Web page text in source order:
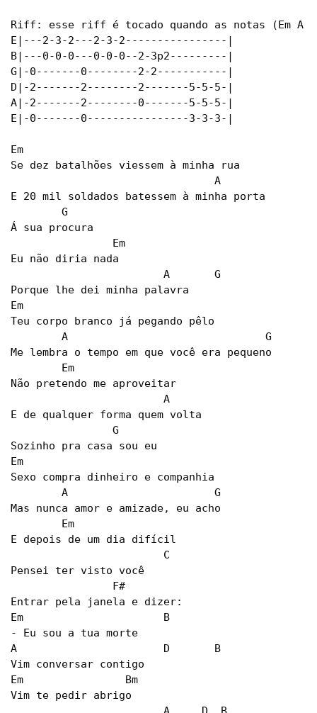
Riff: esse riff é tocado quando as notas (Em A
E|---2-3-2---2-3-2----------------|
B|---0-0-0---0-0-0--2-3p2---------|
G|-0-------0--------2-2-----------|
D|-2-------2--------2-------5-5-5-|
A|-2-------2--------0-------5-5-5-|
E|-0-------0----------------3-3-3-|
Em
Se dez batalhões viessem à minha rua
E 20 mil soldados batessem à minha porta
Á sua procura
Eu não diria nada
Porque lhe dei minha palavra
Em
Teu corpo branco já pegando pêlo
Me lembra o tempo em que você era pequeno
Não pretendo me aproveitar
E de qualquer forma quem volta
Sozinho pra casa sou eu
Em
Sexo compra dinheiro e companhia
Mas nunca amor e amizade, eu acho
E depois de um dia difícil
Pensei ter visto você
Entrar pela janela e dizer:
Em			B
- Eu sou a tua morte
A			D	B
Vim conversar contigo
Em		  Bm
Vim te pedir abrigo